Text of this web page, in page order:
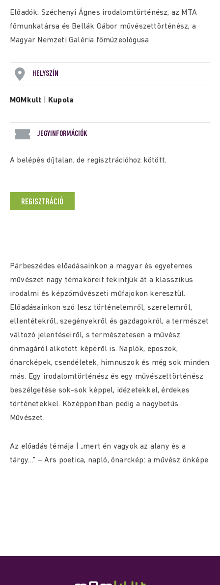
Előadók: Széchenyi Ágnes irodalomtörténész, az MTA
főmunkatársa és Bellák Gábor művészettörténész, a
Magyar Nemzeti Galéria főmúzeológusa
HELYSZÍN
MOMkult Kupola
JEGYINFORMÁCIÓK
A belépés díjtalan, de regisztrációhoz kötött.
REGISZTRÁCIÓ
Párbeszédes előadásainkon a magyar és egyetemes
művészet nagy témaköreit tekintjük át a klasszikus
irodalmi és képzőművészeti műfajokon keresztül.
Előadásainkon szó lesz történelemről, szerelemről,
ellentétekről, szegényekről és gazdagokról, a természet
változó jelentéseiről, s természetesen a művész
önmagáról alkotott képéről is. Naplók, eposzok,
önarcképek, csendéletek, himnuszok és még sok minden
más. Egy irodalomtörténész és egy művészettörténész
beszélgetése sok-sok képpel, idézetekkel, érdekes
történetekkel. Középpontban pedig a nagybetűs
Művészet.
Az előadás témája | „mert én vagyok az alany és a
tárgy…” – Ars poetica, napló, önarckép: a művész önképe